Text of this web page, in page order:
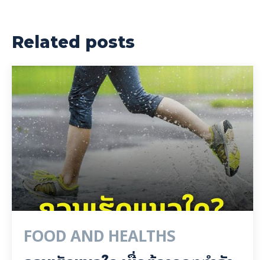
Related posts
FOOD AND HEALTHS